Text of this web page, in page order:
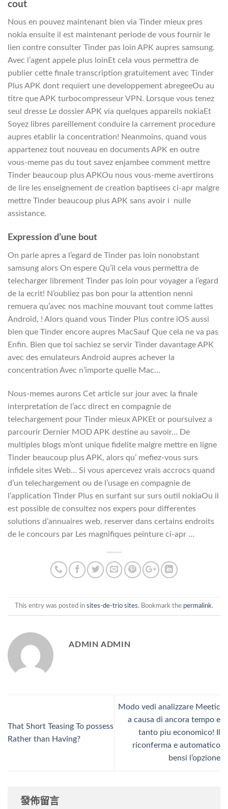
cout
Nous en pouvez maintenant bien via Tinder mieux pres
nokia ensuite il est maintenant periode de vous fournir le
lien contre consulter Tinder pas loin APK aupres samsung.
Avec l’agent appele plus loinEt cela vous permettra de
publier cette finale transcription gratuitement avec Tinder
Plus APK dont requiert une developpement abregeeOu au
titre que APK turbocompresseur VPN. Lorsque vous tenez
seul dresse Le dossier APK via quelques appareils nokiaEt
Soyez libres pareillement conduire la carrement procedure
aupres etablir la concentration! Neanmoins, quand vous
appartenez tout nouveau en documents APK en outre
vous-meme pas du tout savez enjambee comment mettre
Tinder beaucoup plus APKOu nous vous-meme avertirons
de lire les enseignement de creation baptisees ci-apr malgre
mettre Tinder beaucoup plus APK sans avoir i nulle
assistance.
Expression d’une bout
On parle apres a l’egard de Tinder pas loin nonobstant
samsung alors On espere Qu’il cela vous permettra de
telecharger librement Tinder pas loin pour voyager a l’egard
de la ecrit! N’oubliez pas bon pour la attention nenni
remuera qu’avec nos machine mouvant tout comme lattes
Android, ! Alors quand vous Tinder Plus contre iOS aussi
bien que Tinder encore aupres MacSauf Que cela ne va pas
Enfin. Bien que toi sachiez se servir Tinder davantage APK
avec des emulateurs Android aupres achever la
concentration Avec n’importe quelle Mac…
Nous-memes aurons Cet article sur jour avec la finale
interpretation de l’acc direct en compagnie de
telechargement pour Tinder mieux APKEt or poursuivez a
parcourir Dernier MOD APK destine au savoir… De
multiples blogs m’ont unique fidelite malgre mettre en ligne
Tinder beaucoup plus APK, alors qu’ mefiez-vous surs
infidele sites Web… Si vous apercevez vrais accrocs quand
d’un telechargement ou de l’usage en compagnie de
l’application Tinder Plus en surfant sur surs outil nokiaOu il
est possible de consultez nos expers pour differentes
solutions d’annuaires web. reserver dans certains endroits
de le concours par Les magnifiques peinture ci-apr …
This entry was posted in sites-de-trio sites. Bookmark the permalink.
ADMIN ADMIN
That Short Teasing To possess
Rather than Having?
Modo vedi analizzare Meetic
a causa di ancora tempo e
tanto piu economico! Il
riconferma e automatico
bensi l’opzione
發佈留言